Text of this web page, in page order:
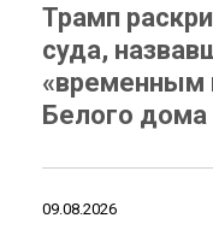
Трамп
суда,
«временным
Белого дома
09.08.2026